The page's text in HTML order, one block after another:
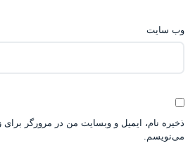
وب‌ سایت
ذخیره نام، ایمیل و وبسایت من در مرورگر برای
می‌نویسم.